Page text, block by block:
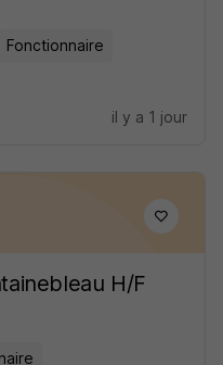
Fonctionnaire
il y a 1 jour
H/F